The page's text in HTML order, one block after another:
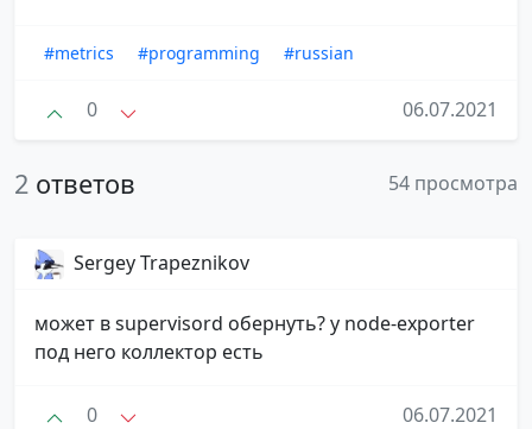
#metrics #programming #russian
0 06.07.2021
2 ответов 54 просмотра
Sergey Trapeznikov
может в supervisord обернуть? у node-exporter
под него коллектор есть
0 06.07.2021